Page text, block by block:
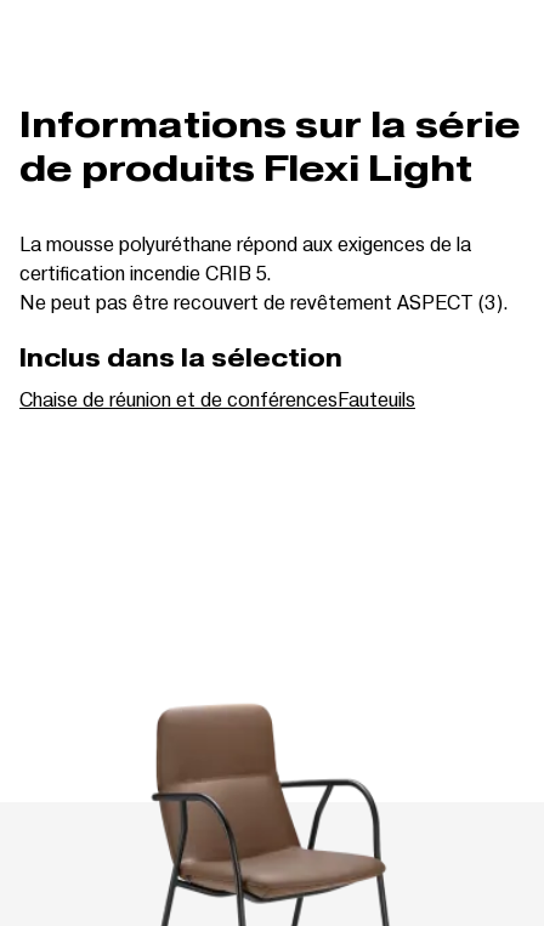
Informations sur la série
de produits Flexi Light
La mousse polyuréthane répond aux exigences de la
certification incendie CRIB 5.
Ne peut pas être recouvert de revêtement ASPECT (3).
Inclus dans la sélection
Chaise de réunion et de conférencesFauteuils